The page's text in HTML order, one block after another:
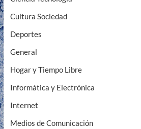
Cultura Sociedad
Deportes
General
Hogar y Tiempo Libre
Informática y Electrónica
Internet
Medios de Comunicación